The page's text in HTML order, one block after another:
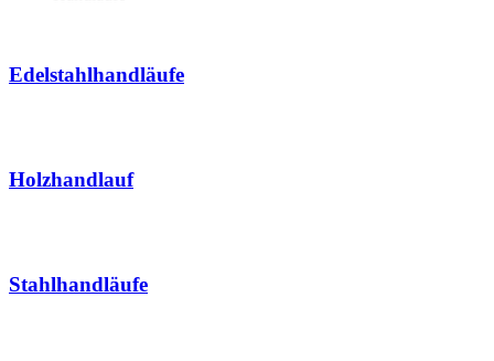
Edelstahlhandläufe
Holzhandlauf
Stahlhandläufe